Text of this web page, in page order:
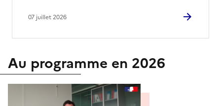
07 juillet 2026
Au programme en 2026